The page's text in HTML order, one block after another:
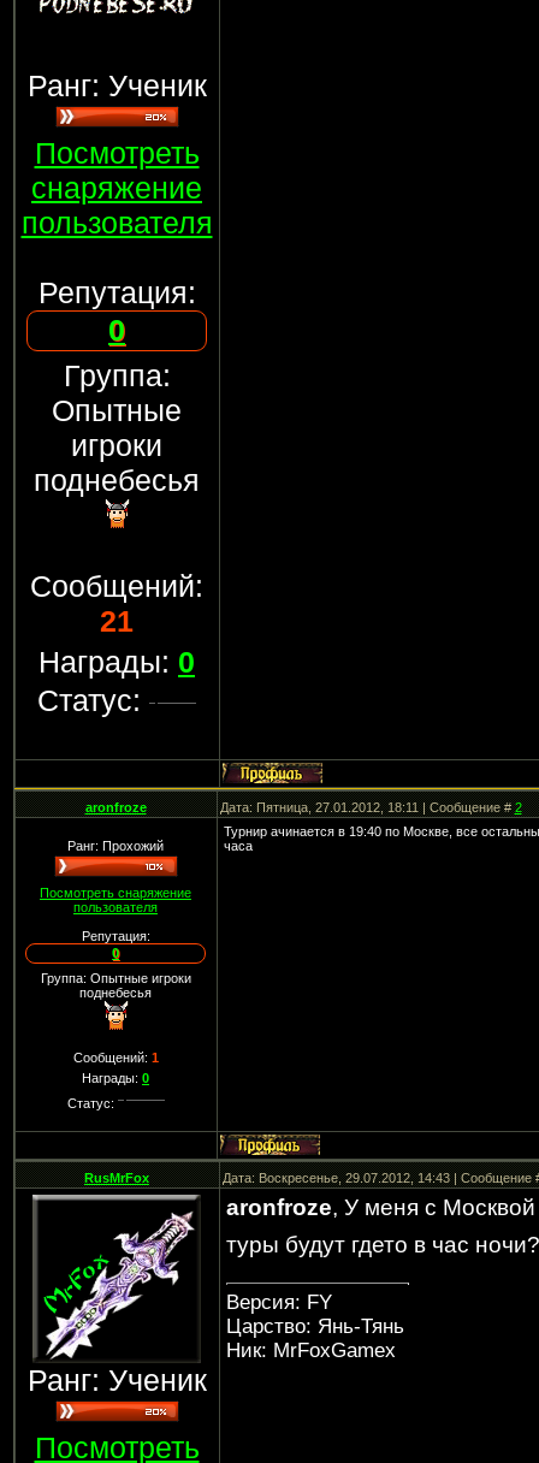
Ранг: Ученик
Посмотреть
снаряжение
пользователя
Репутация:
0
Группа:
Опытные
игроки
поднебесья
Сообщений:
21
Награды: 0
Статус:
aronfroze Дата: Пятница, 27.01.2012, 18:11 | Сообщение #2
Ранг: Прохожий
Посмотреть снаряжение
пользователя
Репутация:
0
Группа: Опытные игроки
поднебесья
Сообщений: 1
Награды: 0
Статус:
Турнир ачинается в 19:40 по Москве, все
часа
RusMrFox Дата: Воскресенье, 29.07.2012, 14:43 | Сообщение
Ранг: Ученик
Посмотреть
aronfroze, У меня с Москвой
туры будут гдето в час
Версия: FY
Царство: Янь-Тянь
Ник: MrFoxGamex